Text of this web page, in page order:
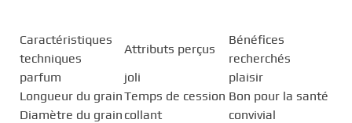
Caractéristiques
techniques
Attributs perçus
Bénéfices
recherchés
parfum
joli
plaisir
Longueur du grainTemps de cession Bon pour la santé
Diamètre du grain collant
convivial